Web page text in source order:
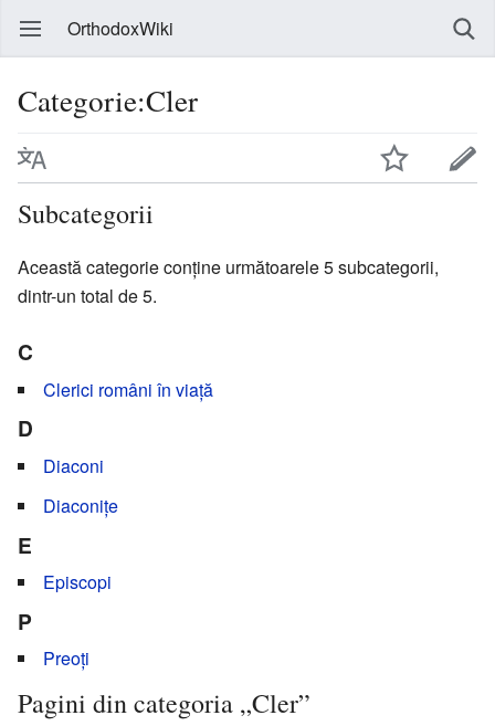
OrthodoxWiki
Categorie:Cler
Subcategorii
Această categorie conține următoarele 5 subcategorii,
dintr-un total de 5.
C
Clerici români în viață
D
Diaconi
Diaconițe
E
Episcopi
P
Preoți
Pagini din categoria „Cler”